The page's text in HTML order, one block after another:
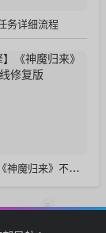
务详细流程
【翎风引擎】《神魔归来》不卡cpu不掉线修复版